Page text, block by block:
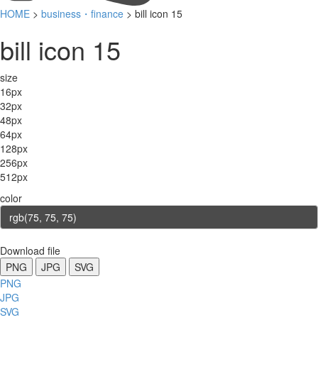
HOME > business・finance > bill icon 15
bill icon 15
size
16px
32px
48px
64px
128px
256px
512px
color
Download file
PNG
JPG
SVG
PNG
JPG
SVG